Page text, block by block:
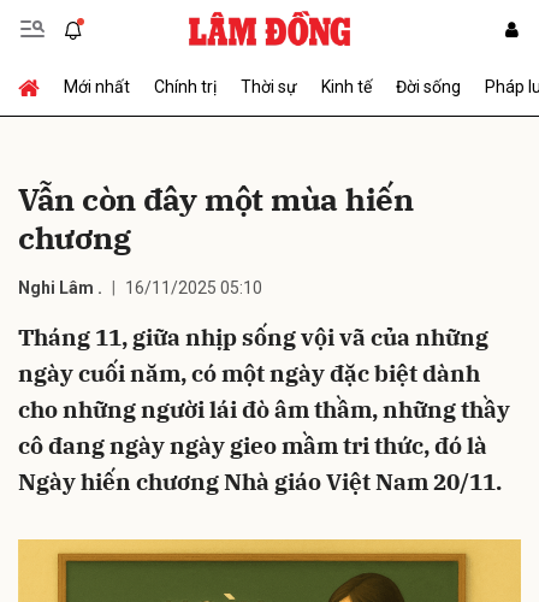
Mới nhất Chính trị Thời sự Kinh tế Đời sống Pháp
Vẫn còn đây một mùa hiến
chương
Nghi Lâm . 16/11/2025 05:10
Tháng 11, giữa nhịp sống vội vã của những
ngày cuối năm, có một ngày đặc biệt dành
cho những người lái đò âm thầm, những thầy
cô đang ngày ngày gieo mầm tri thức, đó là
Ngày hiến chương Nhà giáo Việt Nam 20/11.
Gửi bình luận
Hủy Gửi